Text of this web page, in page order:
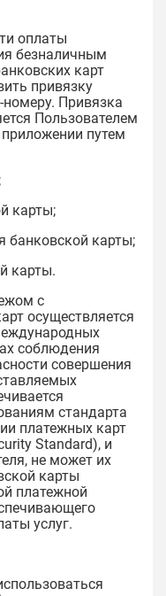
оплаты
безналичным
карт
привязку
Привязка
Пользователем
путем
карты;
банковской карты;
карты.
с
осуществляется
соблюдения
совершения
стандарта
платежных карт
Standard), и
не может их
карты
платежной
услуг.